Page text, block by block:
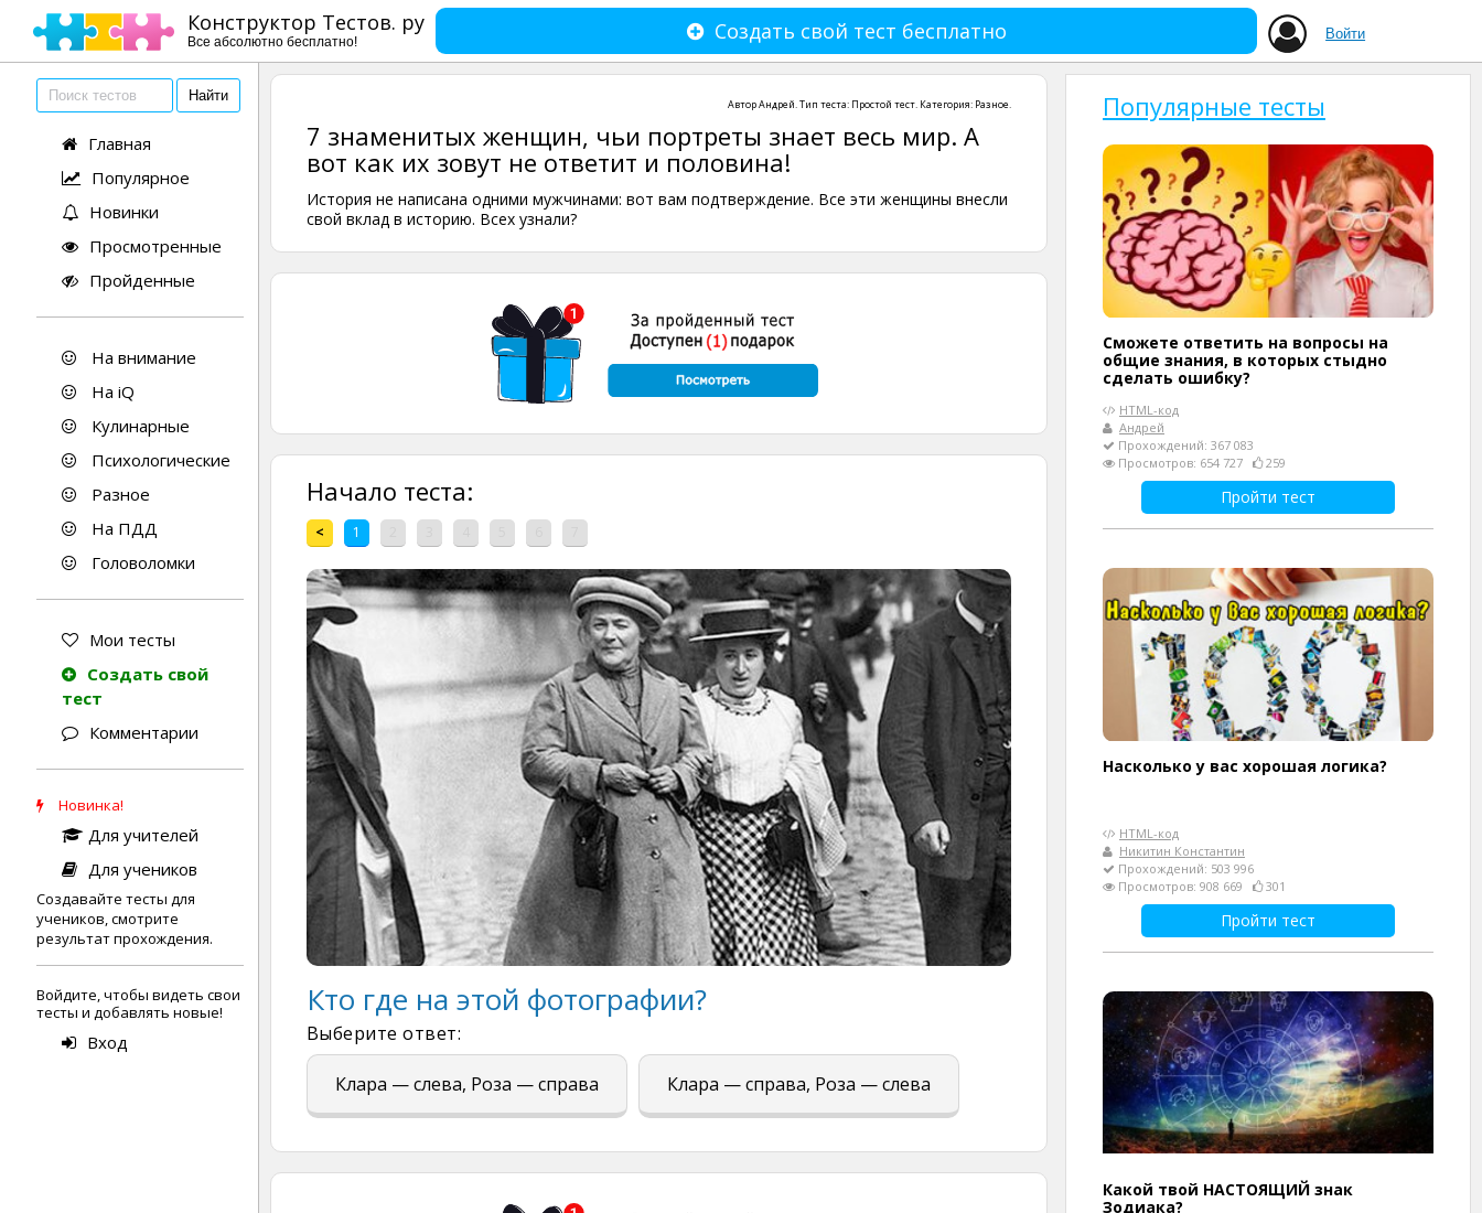
Конструктор Тестов. ру
Все абсолютно бесплатно! Войти
Создать свой тест бесплатно
Главная
Популярное
Новинки
Просмотренные
Пройденные
На внимание
На iQ
Кулинарные
Психологические
Разное
На ПДД
Головоломки
Мои тесты
Создать свой
тест
Комментарии
Новинка!
Для учителей
Для учеников
Создавайте тесты для
учеников, смотрите
результат прохождения.
Войдите, чтобы видеть свои
тесты и добавлять новые!
Вход
АвторАндрей. Тип теста: Простой тест. Категория: Разное.
7 знаменитых женщин, чьи портреты знает весь мир. А
вот как их зовут не ответит и половина!
История не написана одними мужчинами: вот вам подтверждение. Все эти женщины внесли
свой вклад в историю. Всех узнали?
Начало теста:
< 1
Кто где на этой фотографии?
Выберите ответ:
Клара — слева, Роза — справа Клара — справа, Роза — слева
Популярные тесты
Сможете ответить на вопросы на
общие знания, в которых стыдно
сделать ошибку?
HTML-код
Андрей
Прохождений: 367 083
Просмотров: 654 727
259
Пройти тест
Насколько у вас хорошая логика?
HTML-код
Никитин Константин
Прохождений: 503 996
Просмотров: 908 669
301
Пройти тест
Какой твой НАСТОЯЩИЙ знак
Зодиака?